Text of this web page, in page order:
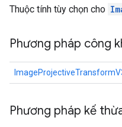
Thuộc tính tùy chọn cho
Phương pháp công
Phương pháp kế